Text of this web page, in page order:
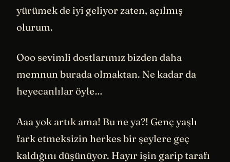
yürümek de iyi geliyor zaten, açılmış
olurum.
Ooo sevimli dostlarımız bizden daha
memnun burada olmaktan. Ne kadar da
heyecanlılar öyle…
Aaa yok artık ama! Bu ne ya?! Genç yaşlı
fark etmeksizin herkes bir şeylere geç
kaldığını düşünüyor. Hayır işin garip tarafı